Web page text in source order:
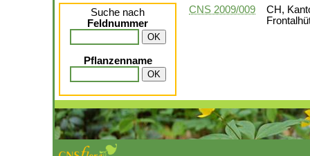
Suche nach
Feldnummer
Pflanzenname
CNS 2009/009
CH,